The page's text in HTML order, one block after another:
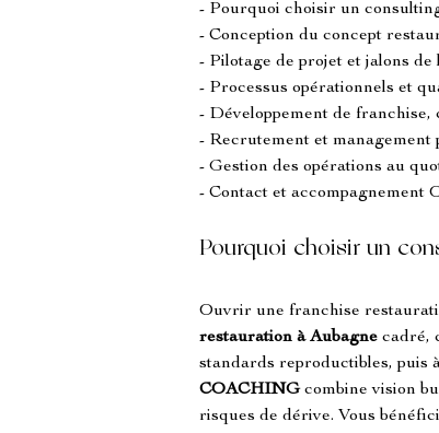
- Pourquoi choisir un
- Conception du concept
- Pilotage de projet et jalons de
- Processus opérationnels et
- Développement de franchise,
- Recrutement et
- Gestion des opérations au
- Contact et
Pourquoi choisir un
Ouvrir une franchise
restauration à Aubagne cadré,
standards reproductibles, puis
COACHING combine vision
risques de dérive. Vous